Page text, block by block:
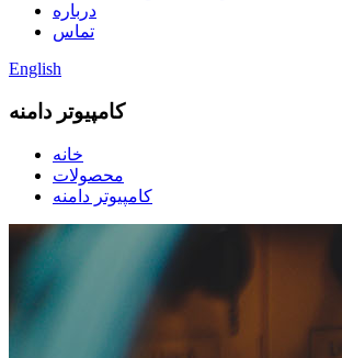
درباره
تماس
English
کامپیوتر دامنه
خانه
محصولات
کامپیوتر دامنه